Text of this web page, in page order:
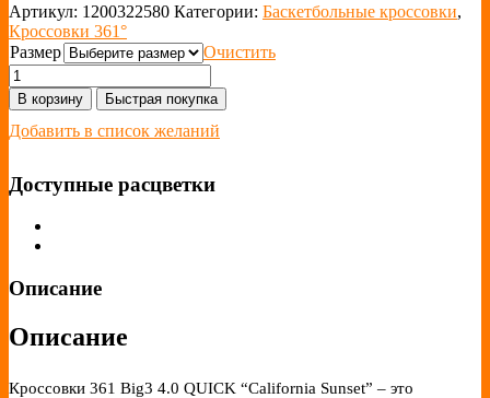
Артикул: 1200322580 Категории: Баскетбольные кроссовки,
Кроссовки 361°
Размер
Очистить
В корзину Быстрая покупка
Добавить в список желаний
Доступные расцветки
Описание
Описание
Кроссовки 361 Big3 4.0 QUICK “California Sunset” – это